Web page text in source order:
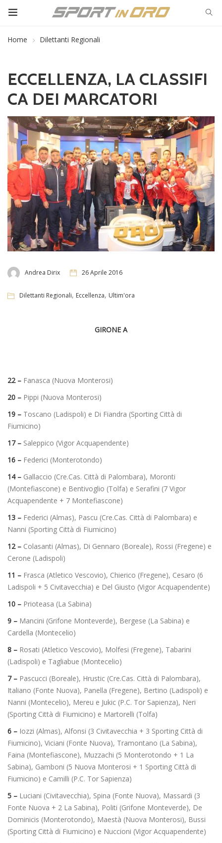
Home Dilettanti Regionali
ECCELLENZA, LA CLASSIFI
CA DEI MARCATORI
Andrea Dirix 26 Aprile 2016
Dilettanti Regionali, Eccellenza, Ultim'ora
GIRONE A
22 – Fanasca (Nuova Monterosi)
20 – Pippi (Nuova Monterosi)
19 – Toscano (Ladispoli) e Di Fiandra (Sporting Città di
Fiumicino)
17 – Saleppico (Vigor Acquapendente)
16 – Federici (Monterotondo)
14 – Gallaccio (Cre.Cas. Città di Palombara), Moronti
(Montefiascone) e Bentivoglio (Tolfa) e Serafini (7 Vigor
Acquapendente + 7 Montefiascone)
13 – Federici (Almas), Pascu (Cre.Cas. Città di Palombara) e
Nanni (Sporting Città di Fiumicino)
12 – Colasanti (Almas), Di Gennaro (Boreale), Rossi (Fregene) e
Cerone (Ladispoli)
11 – Frasca (Atletico Vescovio), Chierico (Fregene), Cesaro (6
Ladispoli + 5 Civitavecchia) e Del Giusto (Vigor Acquapendente)
10 – Prioteasa (La Sabina)
9 – Mancini (Grifone Monteverde), Bergese (La Sabina) e
Cardella (Montecelio)
8 – Rosati (Atletico Vescovio), Molfesi (Fregene), Tabarini
(Ladispoli) e Tagliabue (Montecelio)
7 – Pascucci (Boreale), Hrustic (Cre.Cas. Città di Palombara),
Italiano (Fonte Nuova), Panella (Fregene), Bertino (Ladispoli) e
Nanni (Montecelio), Mereu e Jukic (P.C. Tor Sapienza), Neri
(Sporting Città di Fiumicino) e Martorelli (Tolfa)
6 – Iozzi (Almas), Alfonsi (3 Civitavecchia + 3 Sporting Città di
Fiumicino), Viciani (Fonte Nuova), Tramontano (La Sabina),
Faina (Montefiascone), Muzzachi (5 Monterotondo + 1 La
Sabina), Gamboni (5 Nuova Monterosi + 1 Sporting Città di
Fiumicino) e Camilli (P.C. Tor Sapienza)
5 – Luciani (Civitavecchia), Spina (Fonte Nuova), Massardi (3
Fonte Nuova + 2 La Sabina), Politi (Grifone Monteverde), De
Dominicis (Monterotondo), Maestà (Nuova Monterosi), Bussi
(Sporting Città di Fiumicino) e Nuccioni (Vigor Acquapendente)